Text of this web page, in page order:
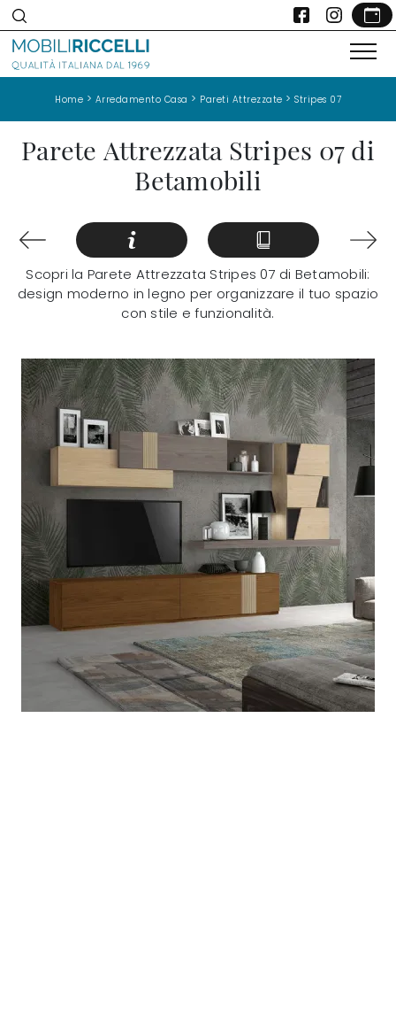
Home > Arredamento Casa > Pareti Attrezzate > Stripes 07
Parete Attrezzata Stripes 07 di
Betamobili
Scopri la Parete Attrezzata Stripes 07 di Betamobili:
design moderno in legno per organizzare il tuo spazio
con stile e funzionalità.